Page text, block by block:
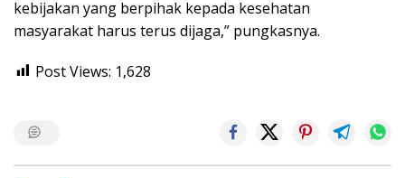
kebijakan yang berpihak kepada kesehatan
masyarakat harus terus dijaga,” pungkasnya.
Post Views: 1,628